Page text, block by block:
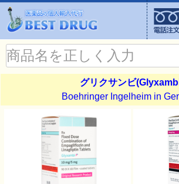
グリクサンビ
Boehringer Ingelheim in